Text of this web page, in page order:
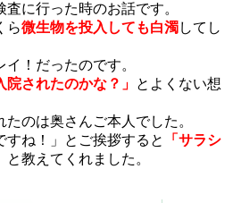
に行った時のお話です。
ら微生物を投入しても白濁してし
！だったのです。
院されたのかな？」 とよくない想
のは奥さんご本人でした。
すね！」とご挨拶すると
「サラシ
と教えてくれました。